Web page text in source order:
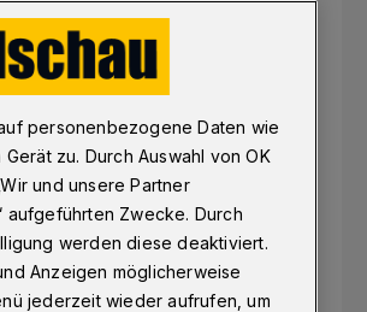
personenbezogene Daten wie
zu. Durch Auswahl von OK
und unsere Partner
aufgeführten Zwecke. Durch
werden diese deaktiviert.
Anzeigen möglicherweise
jederzeit wieder aufrufen, um